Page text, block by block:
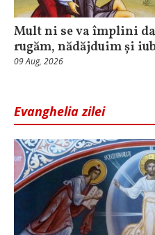
Mult ni se va împlini
rugăm, nădăjduim și
09 Aug, 2026
Evanghelia zilei